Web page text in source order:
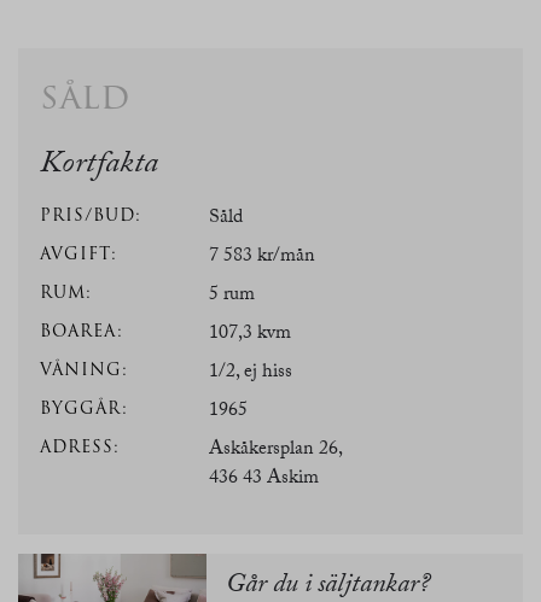
såld
Kortfakta
PRIS/BUD: Såld
AVGIFT: 7 583 kr/mån
RUM: 5 rum
BOAREA: 107,3 kvm
VÅNING: 1/2, ej hiss
BYGGÅR: 1965
ADRESS:
Askåkersplan 26,
436 43 Askim
Går du i säljtankar?